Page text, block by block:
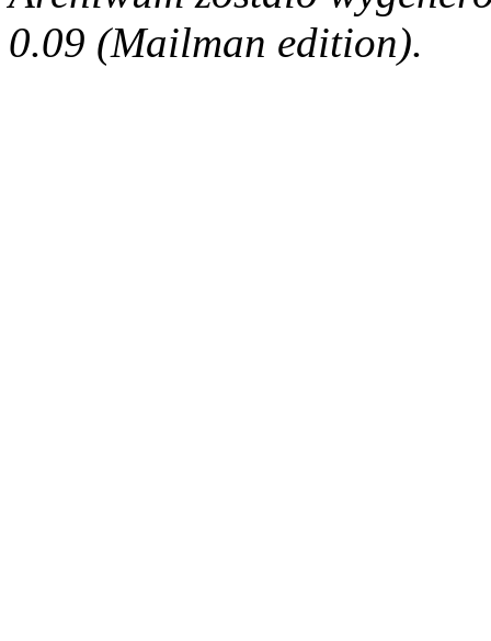
0.09 (Mailman edition).